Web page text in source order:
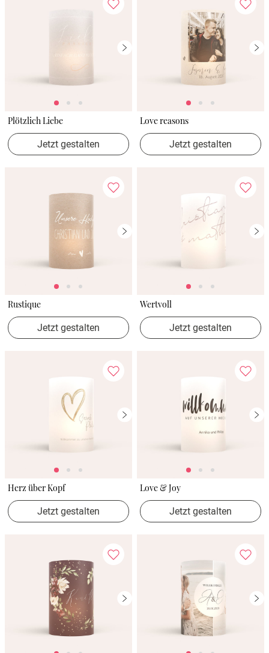
Plötzlich Liebe
Jetzt gestalten
Love reasons
Jetzt gestalten
Rustique
Jetzt gestalten
Wertvoll
Jetzt gestalten
Herz über Kopf
Jetzt gestalten
Love & Joy
Jetzt gestalten